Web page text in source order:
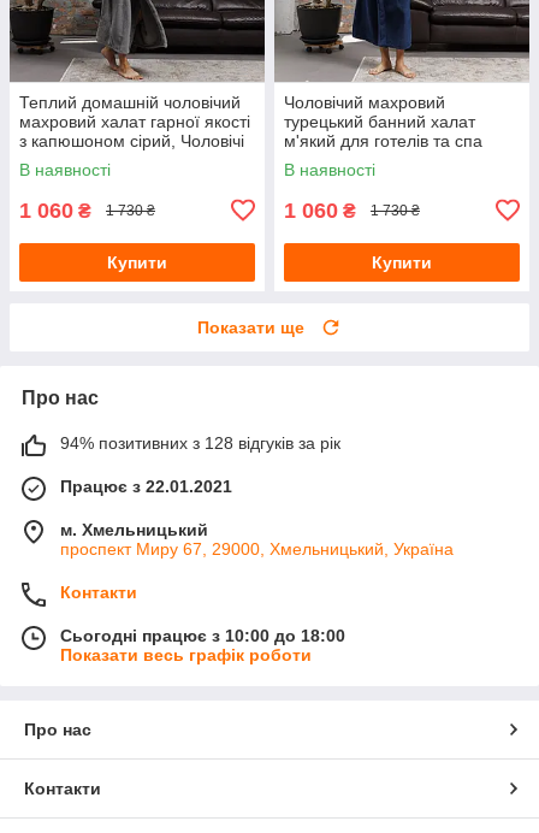
Теплий домашній чоловічий
махровий халат гарної якості
з капюшоном сірий, Чоловічі
халати велсофт
В наявності
1 060 ₴ 1 730 ₴
Купити
Чоловічий махровий
турецький банний халат
м'який для готелів та спа
синій, Халати для лазні
чоловічі
В наявності
1 060 ₴ 1 730 ₴
Купити
Показати ще
Про нас
94% позитивних з 128 відгуків за рік
Працює з 22.01.2021
м. Хмельницький
проспект Миру 67, 29000, Хмельницький, Україна
Контакти
Сьогодні працює з 10:00 до 18:00
Показати весь графік роботи
Про нас
Контакти